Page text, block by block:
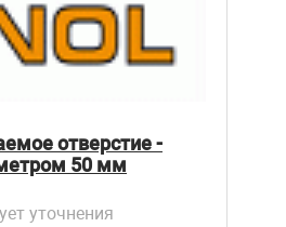
отверстие -
50 мм
уточнения